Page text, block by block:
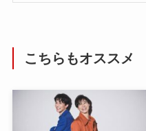
こちらもオススメ